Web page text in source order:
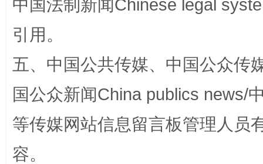
国家大学科技园优化重塑工作
中国法制新闻Chinese legal
引用。
五、中国公共传媒、中国公众传
国公众新闻China publics news/
等传媒网站信息留言板管理人员
容。